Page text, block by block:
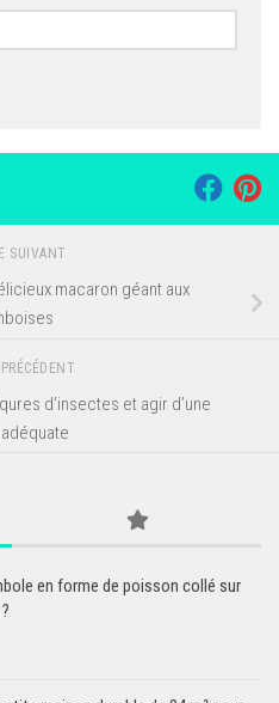
SUIVANT
macaron géant aux
d’insectes et agir d’une
en forme de poisson collé sur